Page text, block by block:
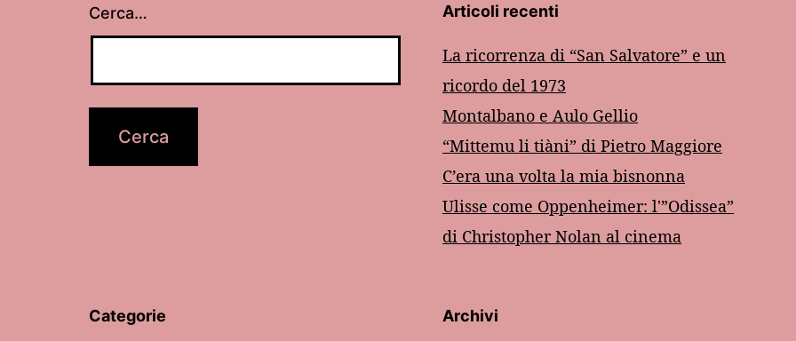
Cerca… Articoli recenti
La ricorrenza di “San Salvatore” e un
ricordo del 1973
Montalbano e Aulo Gellio
“Mittemu li tiàni” di Pietro Maggiore
C’era una volta la mia bisnonna
Ulisse come Oppenheimer: l'”Odissea”
di Christopher Nolan al cinema
Categorie Archivi